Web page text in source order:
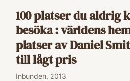
100 platser du aldrig
besöka : världens
platser av Daniel
till lågt pris
Inbunden, 2013